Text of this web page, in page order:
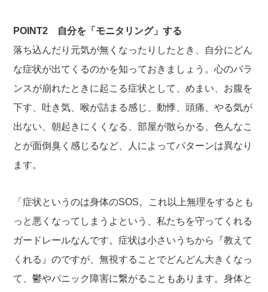
POINT2 自分を「モニタリング」する
落ち込んだり元気が無くなったりしたとき、自分にどん
な症状が出てくるのかを知っておきましょう。心のバラ
ンスが崩れたときに起こる症状として、めまい、お腹を
下す、吐き気、喉が詰まる感じ、動悸、頭痛、やる気が
出ない、朝起きにくくなる、部屋が散らかる、色んなこ
とが面倒臭く感じるなど、人によってパターンは異なり
ます。
「症状というのは身体のSOS。これ以上無理をするとも
っと悪くなってしまうよという、私たちを守ってくれる
ガードレールなんです。症状は小さいうちから『教えて
くれる』のですが、無視することでどんどん大きくなっ
て、鬱やパニック障害に繋がることもあります。身体と